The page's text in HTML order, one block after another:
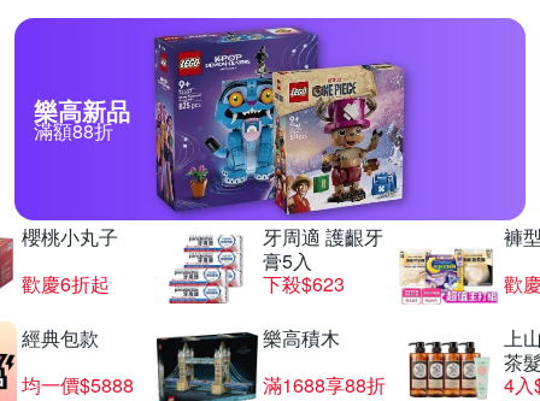
樂高新品
滿額88折
櫻桃小丸子
歡慶6折起
牙周適 護齦牙
膏5入
下殺$623
褲
歡
經典包款
均一價$5888
樂高積木
滿1688享88折
上
茶
4入